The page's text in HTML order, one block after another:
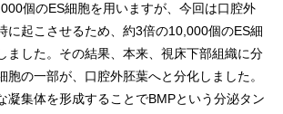
個のES細胞を用いますが、今回は口腔外
に起こさせるため、約3倍の10,000個のES細
ました。その結果、本来、視床下部組織に分
胞の一部が、口腔外胚葉へと分化しました。
凝集体を形成することでBMPという分泌タン